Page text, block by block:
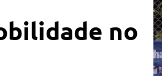
no